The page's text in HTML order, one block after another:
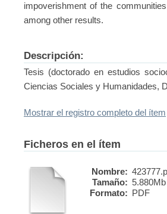
impoverishment of the
among other results.
Descripción:
Tesis (doctorado en estudios
Ciencias Sociales y Humanidades,
Mostrar el registro completo del ítem
Ficheros en el ítem
Nombre:
Tamaño: 5.880Mb
Formato: PDF